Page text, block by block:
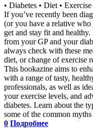
• Diabetes • Diet •
If you’ve recently been
(or you have a relative
get and stay fit and
from your GP and your
always check with these
diet, or change of exercise
This bookazine aims to
with a range of tasty,
professionals, as well as
your exercise levels, and
diabetes. Learn about the
some of the common
0 Подробнее